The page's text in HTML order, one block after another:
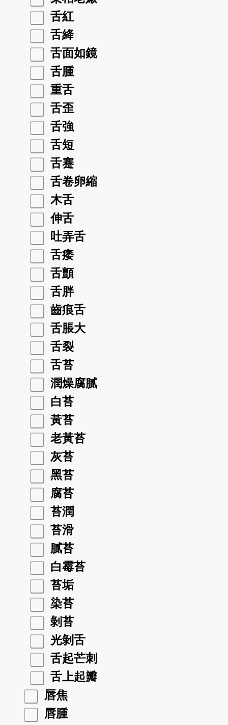
舌紅
舌絳
舌面如鏡
舌腫
重舌
舌歪
舌強
舌短
舌蹇
舌卷卵縮
木舌
伸舌
吐弄舌
舌痿
舌顫
舌胖
齒痕舌
舌脹大
舌裂
舌苔
潤燥腐膩
白苔
黃苔
老黃苔
灰苔
黑苔
腐苔
苔潤
苔滑
膩苔
白霉苔
苔垢
染苔
剝苔
光剝舌
舌起芒刺
舌上起瓣
唇焦
唇腫